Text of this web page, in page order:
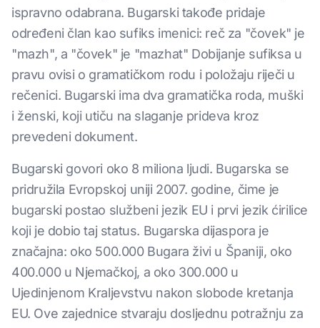
ispravno odabrana. Bugarski takođe pridaje
određeni član kao sufiks imenici: reč za "čovek" je
"mazh", a "čovek" je "mazhat" Dobijanje sufiksa u
pravu ovisi o gramatičkom rodu i položaju riječi u
rečenici. Bugarski ima dva gramatička roda, muški
i ženski, koji utiču na slaganje prideva kroz
prevedeni dokument.
Bugarski govori oko 8 miliona ljudi. Bugarska se
pridružila Evropskoj uniji 2007. godine, čime je
bugarski postao službeni jezik EU i prvi jezik ćirilice
koji je dobio taj status. Bugarska dijaspora je
značajna: oko 500.000 Bugara živi u Španiji, oko
400.000 u Njemačkoj, a oko 300.000 u
Ujedinjenom Kraljevstvu nakon slobode kretanja
EU. Ove zajednice stvaraju dosljednu potražnju za